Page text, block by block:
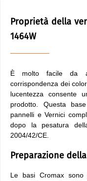
Proprietà della
1464W
È molto facile da
corrispondenza dei
lucentezza consente
prodotto. Questa
pannelli e Vernici
dopo la pesatura
2004/42/CE.
Preparazione
Le basi Cromax